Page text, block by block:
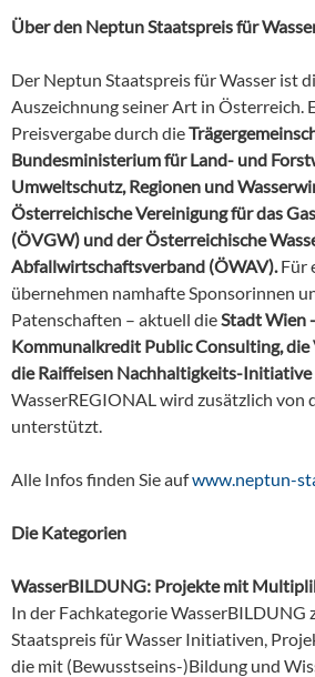
Über den Neptun Staatspreis für
Der Neptun Staatspreis für Wasser ist
Auszeichnung seiner Art in Österreich.
Preisvergabe durch die
Bundesministerium für Land- und
Umweltschutz, Regionen und
Österreichische Vereinigung für das
(ÖVGW) und der Österreichische
Abfallwirtschaftsverband (ÖWAV).Für
übernehmen namhafte Sponsorinnen
Patenschaften – aktuell dieStadt Wien
Kommunalkredit Public Consulting, die
die Raiffeisen Nachhaltigkeits-Initiative
WasserREGIONAL wird zusätzlich von
unterstützt.
Alle Infos finden Sie aufwww.neptun-
Die Kategorien
WasserBILDUNG: Projekte mit
In der Fachkategorie WasserBILDUNG
Staatspreis für Wasser Initiativen,
die mit (Bewusstseins-)Bildung und